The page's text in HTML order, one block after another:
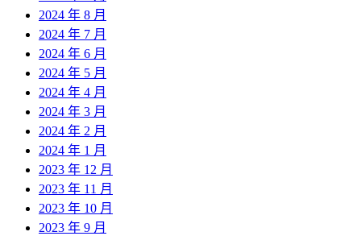
2024 年 8 月
2024 年 7 月
2024 年 6 月
2024 年 5 月
2024 年 4 月
2024 年 3 月
2024 年 2 月
2024 年 1 月
2023 年 12 月
2023 年 11 月
2023 年 10 月
2023 年 9 月